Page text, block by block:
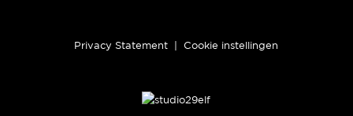
Privacy Statement Cookie instellingen